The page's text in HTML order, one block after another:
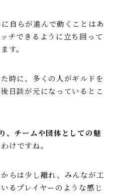
自らが進んで動くことはあ
チできるように立ち回って
す。
時に、多くの人がギルドを
日談が元になっているとこ
、チームや団体としての魅
けですね。
らは少し離れ、みんなが工
るプレイヤーのような感じ